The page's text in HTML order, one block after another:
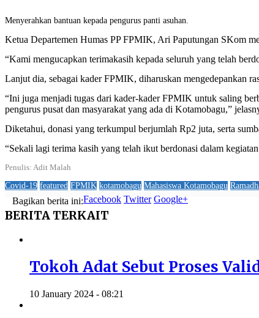
Menyerahkan bantuan kepada pengurus panti asuhan.
Ketua Departemen Humas PP FPMIK, Ari Paputungan SKom
“Kami mengucapkan terimakasih kepada seluruh yang telah
Lanjut dia, sebagai kader FPMIK, diharuskan mengedepankan
“Ini juga menjadi tugas dari kader-kader FPMIK untuk saling
pengurus pusat dan masyarakat yang ada di Kotamobagu,”
Diketahui, donasi yang terkumpul berjumlah Rp2 juta, serta
“Sekali lagi terima kasih yang telah ikut berdonasi dalam
Penulis: Adit Malah
Covid-19 featured FPMIK kotamobagu Mahasiswa Kotamobagu
Bagikan berita ini:Facebook Twitter Google+
BERITA TERKAIT
Tokoh Adat Sebut Proses
10 January 2024 - 08:21